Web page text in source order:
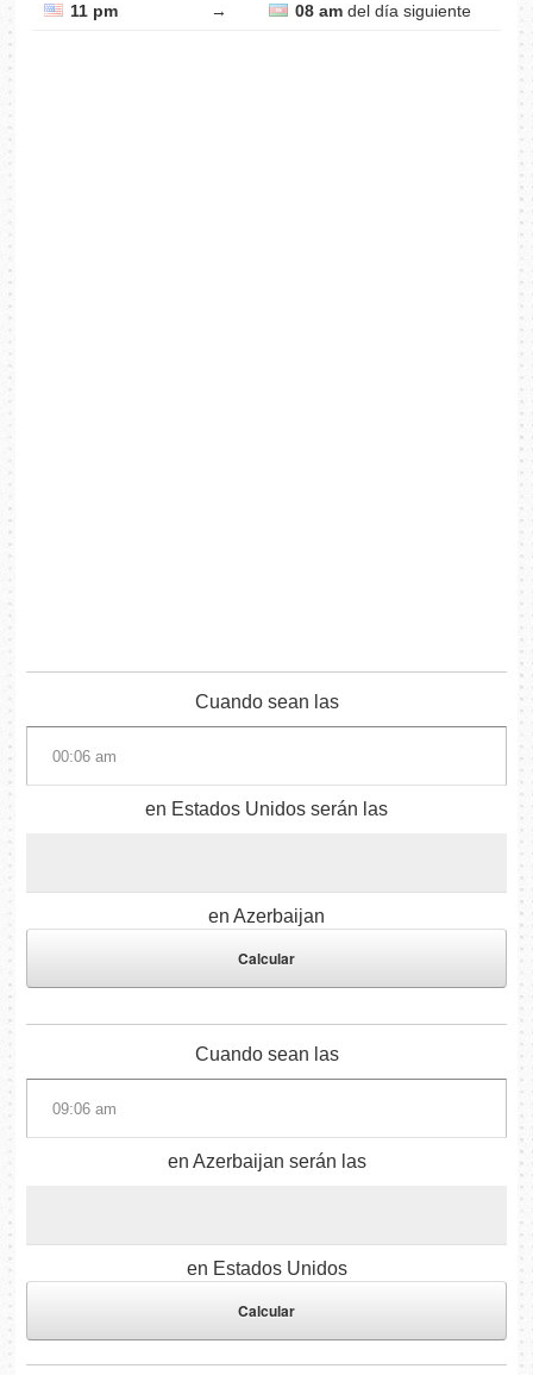
11 pm → 08 am del día siguiente
Cuando sean las
en Estados Unidos serán las
en Azerbaijan
Cuando sean las
en Azerbaijan serán las
en Estados Unidos